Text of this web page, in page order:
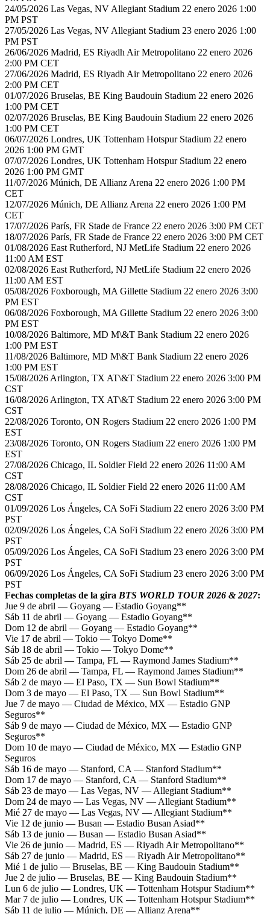
24/05/2026 Las Vegas, NV Allegiant Stadium 22 enero 2026 1:00
PM PST
27/05/2026 Las Vegas, NV Allegiant Stadium 23 enero 2026 1:00
PM PST
26/06/2026 Madrid, ES Riyadh Air Metropolitano 22 enero 2026
2:00 PM CET
27/06/2026 Madrid, ES Riyadh Air Metropolitano 22 enero 2026
2:00 PM CET
01/07/2026 Bruselas, BE King Baudouin Stadium 22 enero 2026
1:00 PM CET
02/07/2026 Bruselas, BE King Baudouin Stadium 22 enero 2026
1:00 PM CET
06/07/2026 Londres, UK Tottenham Hotspur Stadium 22 enero
2026 1:00 PM GMT
07/07/2026 Londres, UK Tottenham Hotspur Stadium 22 enero
2026 1:00 PM GMT
11/07/2026 Múnich, DE Allianz Arena 22 enero 2026 1:00 PM
CET
12/07/2026 Múnich, DE Allianz Arena 22 enero 2026 1:00 PM
CET
17/07/2026 París, FR Stade de France 22 enero 2026 3:00 PM CET
18/07/2026 París, FR Stade de France 22 enero 2026 3:00 PM CET
01/08/2026 East Rutherford, NJ MetLife Stadium 22 enero 2026
11:00 AM EST
02/08/2026 East Rutherford, NJ MetLife Stadium 22 enero 2026
11:00 AM EST
05/08/2026 Foxborough, MA Gillette Stadium 22 enero 2026 3:00
PM EST
06/08/2026 Foxborough, MA Gillette Stadium 22 enero 2026 3:00
PM EST
10/08/2026 Baltimore, MD M\&T Bank Stadium 22 enero 2026
1:00 PM EST
11/08/2026 Baltimore, MD M\&T Bank Stadium 22 enero 2026
1:00 PM EST
15/08/2026 Arlington, TX AT\&T Stadium 22 enero 2026 3:00 PM
CST
16/08/2026 Arlington, TX AT\&T Stadium 22 enero 2026 3:00 PM
CST
22/08/2026 Toronto, ON Rogers Stadium 22 enero 2026 1:00 PM
EST
23/08/2026 Toronto, ON Rogers Stadium 22 enero 2026 1:00 PM
EST
27/08/2026 Chicago, IL Soldier Field 22 enero 2026 11:00 AM
CST
28/08/2026 Chicago, IL Soldier Field 22 enero 2026 11:00 AM
CST
01/09/2026 Los Ángeles, CA SoFi Stadium 22 enero 2026 3:00 PM
PST
02/09/2026 Los Ángeles, CA SoFi Stadium 22 enero 2026 3:00 PM
PST
05/09/2026 Los Ángeles, CA SoFi Stadium 23 enero 2026 3:00 PM
PST
06/09/2026 Los Ángeles, CA SoFi Stadium 23 enero 2026 3:00 PM
PST
Fechas completas de la gira BTS WORLD TOUR 2026 & 2027:
Jue 9 de abril — Goyang — Estadio Goyang**
Sáb 11 de abril — Goyang — Estadio Goyang**
Dom 12 de abril — Goyang — Estadio Goyang**
Vie 17 de abril — Tokio — Tokyo Dome**
Sáb 18 de abril — Tokio — Tokyo Dome**
Sáb 25 de abril — Tampa, FL — Raymond James Stadium**
Dom 26 de abril — Tampa, FL — Raymond James Stadium**
Sáb 2 de mayo — El Paso, TX — Sun Bowl Stadium**
Dom 3 de mayo — El Paso, TX — Sun Bowl Stadium**
Jue 7 de mayo — Ciudad de México, MX — Estadio GNP
Seguros**
Sáb 9 de mayo — Ciudad de México, MX — Estadio GNP
Seguros**
Dom 10 de mayo — Ciudad de México, MX — Estadio GNP
Seguros
Sáb 16 de mayo — Stanford, CA — Stanford Stadium**
Dom 17 de mayo — Stanford, CA — Stanford Stadium**
Sáb 23 de mayo — Las Vegas, NV — Allegiant Stadium**
Dom 24 de mayo — Las Vegas, NV — Allegiant Stadium**
Mié 27 de mayo — Las Vegas, NV — Allegiant Stadium**
Vie 12 de junio — Busan — Estadio Busan Asiad**
Sáb 13 de junio — Busan — Estadio Busan Asiad**
Vie 26 de junio — Madrid, ES — Riyadh Air Metropolitano**
Sáb 27 de junio — Madrid, ES — Riyadh Air Metropolitano**
Mié 1 de julio — Bruselas, BE — King Baudouin Stadium**
Jue 2 de julio — Bruselas, BE — King Baudouin Stadium**
Lun 6 de julio — Londres, UK — Tottenham Hotspur Stadium**
Mar 7 de julio — Londres, UK — Tottenham Hotspur Stadium**
Sáb 11 de julio — Múnich, DE — Allianz Arena**